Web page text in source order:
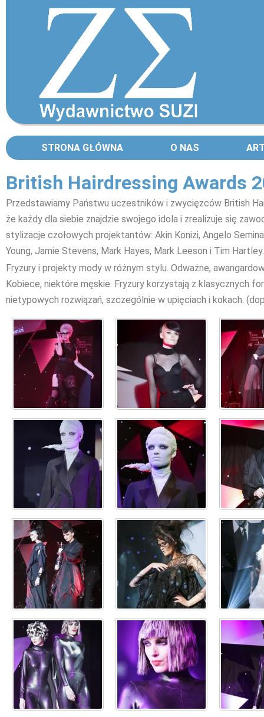
STRONA GŁÓWNA O NAS
British Hairdressing Awards
Przedstawiamy Państwu uczestników i zwycięzców British
że każdy dla siebie znajdzie swojego idola i zrealizuje się
stylizacje czołowych projektantów: Akin Konizi, Angelo
Young, Jamie Stevens, Mark Hayes, Mark Leeson i Tim Hartley.
Fryzury i projekty mody w różnym stylu. Odważne,
Kobiece, niektóre męskie. Fryzury korzystają z klasycznych
nietypowych rozwiązań, szczególnie w upięciach i kokach.